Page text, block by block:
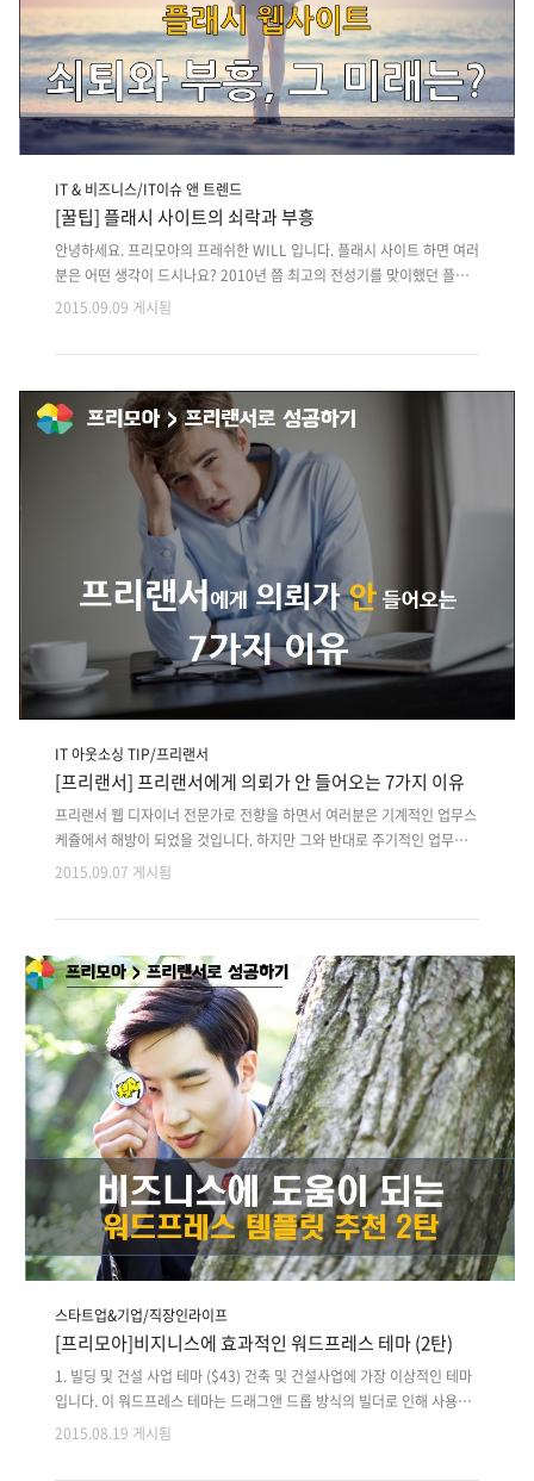
IT & 비즈니스/IT이슈 앤 트렌드
[꿀팁] 플래시 사이트의 쇠락과 부흥
안녕하세요. 프리모아의 프레쉬한 WILL 입니다. 플래시 사이트 하면 여러
분은 어떤 생각이 드시나요? 2010년 쯤 최고의 전성기를 맞이했던 플래
시 사이트 하지만 HTML5라는 대체재가 등장을 하면서 쇠락의 길을 맞이
플래시 사이트의 쇠락과 부흥에 대한 주제를 다뤄보았습니다. [플래시 사
게 마우스 움직임에 따라서 구조를 변경하며 소비자의 재미를 유발하는
웹사이트였지만 현재는 그러한 플래시 동작부분을 없애고 간단한 웹사이
트로 탈바꿈 하였습니다. 패드형 플래시 사이트라고 할 수 있습니다. 한때
는 이러한 관계 연계형 동작 플래시 사이트 들에 소비자들은 신기해 ..
2015.09.09 게시됨
IT 아웃소싱 TIP/프리랜서
[프리랜서] 프리랜서에게 의뢰가 안 들어오는 7가지 이유
프리랜서 웹 디자이너 전문가로 전향을 하면서 여러분은 기계적인 업무스
케쥴에서 해방이 되었을 것입니다. 하지만 그와 반대로 주기적인 업무가
아닌 간헐적으로 진행되는 리스크를 갖게 될텐데요. 때문에 여러분은 질
있어 중요합니다. 이번 컨텐츠에서는 여러분이 클라이언트를 어떻게 모을
뢰가 들어오지 않는 10가지 이유 한번 알아볼까요? 1. 당신은 네트워킹을
하지 않습니다. 프로젝트를 진행하다 보면 클라이언트의 만족이 불만으로
변하는건 한 순간입니다. 그 이유는 클라이언트의 잦은 요구사항에 웹디
자이너 프리랜서가 지쳤을 수도 있고, 클라이언트의 단순한 변덕일 수도
있습니다. 이..
2015.09.07 게시됨
스타트업&기업/직장인라이프
[프리모아]비지니스에 효과적인 워드프레스 테마 (2탄)
1. 빌딩 및 건설 사업 테마 ($43) 건축 및 건설사업에 가장 이상적인 테마
입니다. 이 워드프레스 테마는 드래그앤 드롭 방식의 빌더로 인해 사용자
정의하는 것이 쉬운것이 특징입니다. 또한 사용자에게 커스텀 옵션을 제
할 수 있습니다. 워드프레스 테마의 대표적인 기능으로는 반응형 디자인,
2015.08.19 게시됨